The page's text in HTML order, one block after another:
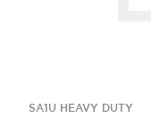
SA1U HEAVY DUTY